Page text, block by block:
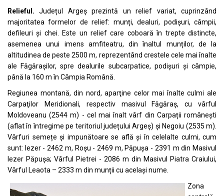
Relieful.Județul Argeș prezintă un relief variat, cuprinzând
majoritatea formelor de relief: munți, dealuri, podișuri, câmpii,
defileuri și chei. Este un relief care coboară în trepte distincte,
asemenea unui imens amfiteatru, din înaltul munților, de la
altitudinea de peste 2500 m, reprezentând crestele cele mai înalte
ale Făgărașilor, spre dealurile subcarpatice, podișuri și câmpie,
până la 160 m în Câmpia Română.
Regiunea montană, din nord, aparţine celor mai înalte culmi ale
Carpaţilor Meridionali, respectiv masivul Făgăraş, cu vârful
Moldoveanu (2544 m) - cel mai înalt vârf din Carpații românești
(aflat în întregime pe teritoriul județului Argeș) şi Negoiu (2535 m).
Vârfuri semețe și impunătoare se află și în celelalte culmi, cum
sunt: Iezer - 2462 m, Roșu - 2469 m, Păpușa - 2391 m din Masivul
Iezer Păpușa; Vârful Pietrei - 2086 m din Masivul Piatra Craiului,
Vârful Leaota – 2333 m din munții cu același nume.
Zona